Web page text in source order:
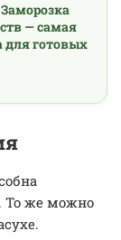
— самая
для готовых
То же можно